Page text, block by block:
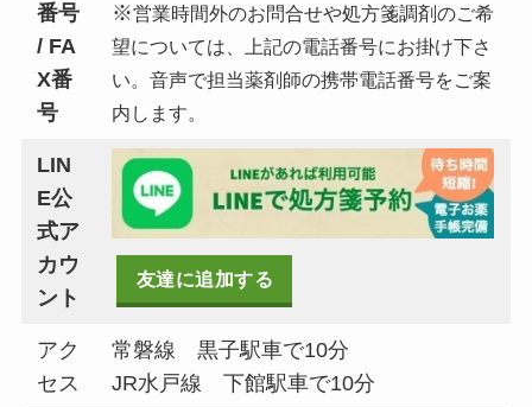
番号
/ FA
X番
号
※営業時間外のお問合せや処方箋調剤のご希
望については、上記の電話番号にお掛け下さ
い。音声で担当薬剤師の携帯電話番号をご案
内します。
LIN
E公
式ア
カウ
ント
友達に追加する
アク
セス
常磐線 黒子駅車で10分
JR水戸線 下館駅車で10分